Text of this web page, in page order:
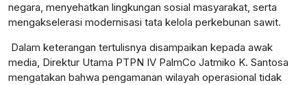
negara, menyehatkan lingkungan sosial masyarakat, serta
mengakselerasi modernisasi tata kelola perkebunan sawit.
Dalam keterangan tertulisnya disampaikan kepada awak
media, Direktur Utama PTPN IV PalmCo Jatmiko K. Santosa
mengatakan bahwa pengamanan wilayah operasional tidak